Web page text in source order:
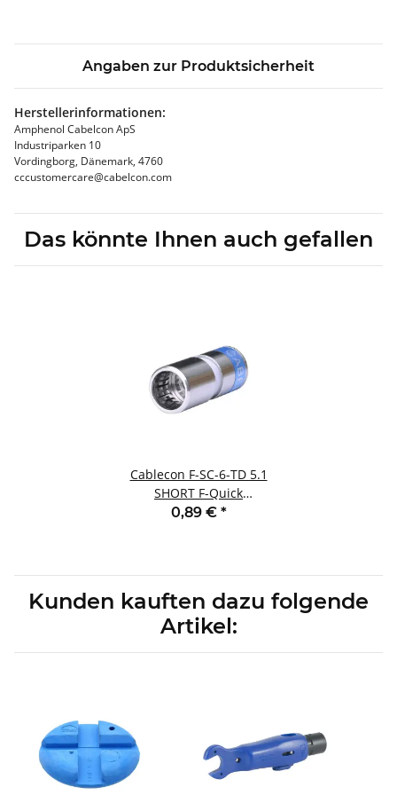
Angaben zur Produktsicherheit
Herstellerinformationen:
Amphenol Cabelcon ApS
Industriparken 10
Vordingborg, Dänemark, 4760
cccustomercare@cabelcon.com
Das könnte Ihnen auch gefallen
Cablecon F-SC-6-TD 5.1
SHORT F-Quick
Kompressionsstecker
0,89 € *
Kunden kauften dazu folgende
Artikel: